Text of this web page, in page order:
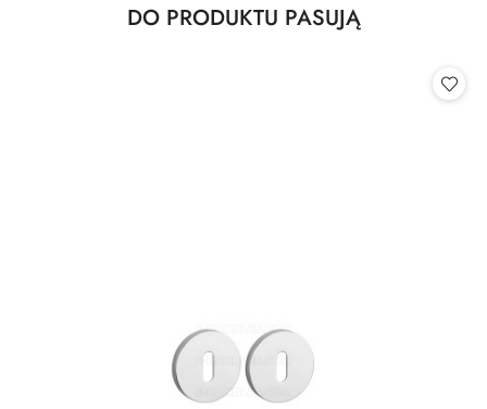
Pomiń karuzelę produktów
Produkty
DO PRODUKTU PASUJĄ